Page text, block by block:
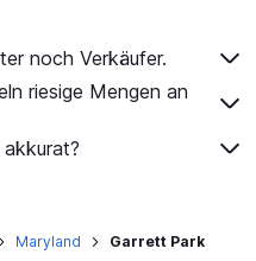
noch Verkäufer.
riesige Mengen an
Maryland Garrett Park